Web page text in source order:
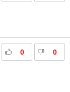
0 0